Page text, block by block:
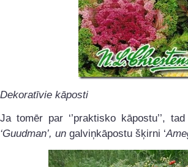
Dekoratīvie kāposti
Ja tomēr par ‘’praktisko kāpostu’’, tad
‘Guudman’, un galviņkāpostu šķirni ‘